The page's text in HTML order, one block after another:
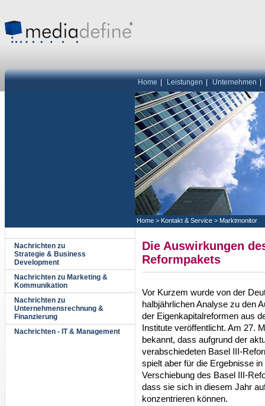
Home Leistungen Unternehmen
Home > Kontakt & Service > Marktmonitor
Nachrichten zu
Strategie & Business
Development
Nachrichten zu Marketing &
Kommunikation
Nachrichten zu
Unternehmensrechnung &
Finanzierung
Nachrichten - IT & Management
Die Auswirkungen
Reformpakets
Vor Kurzem wurde von der
halbjährlichen Analyse zu den
der Eigenkapitalreformen aus
Institute veröffentlicht. Am 27.
bekannt, dass aufgrund der
verabschiedeten Basel III-
spielt aber für die Ergebnisse
Verschiebung des Basel III-
dass sie sich in diesem Jahr
konzentrieren können.